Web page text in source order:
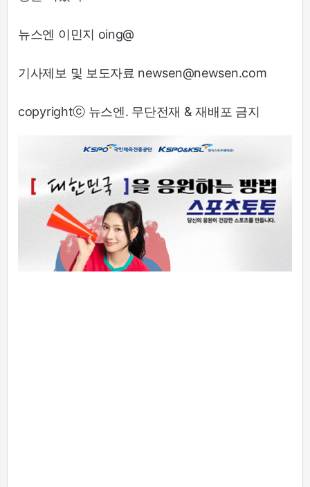
뉴스엔 이민지 oing@
기사제보 및 보도자료 newsen@newsen.com
copyrightⓒ 뉴스엔. 무단전재 & 재배포 금지